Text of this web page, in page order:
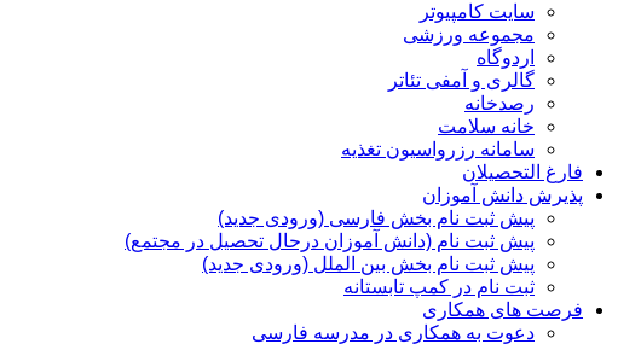
سایت کامپیوتر
مجموعه ورزشی
اردوگاه
گالری و آمفی تئاتر
رصدخانه
خانه سلامت
سامانه رزرواسیون تغذیه
فارغ التحصیلان
پذیرش دانش آموزان
پیش ثبت نام بخش فارسی (ورودی جدید)
پیش ثبت نام (دانش آموزان درحال تحصیل در مجتمع)
پیش ثبت نام بخش بین الملل (ورودی جدید)
ثبت نام در کمپ تابستانه
فرصت های همکاری
دعوت به همکاری در مدرسه فارسی